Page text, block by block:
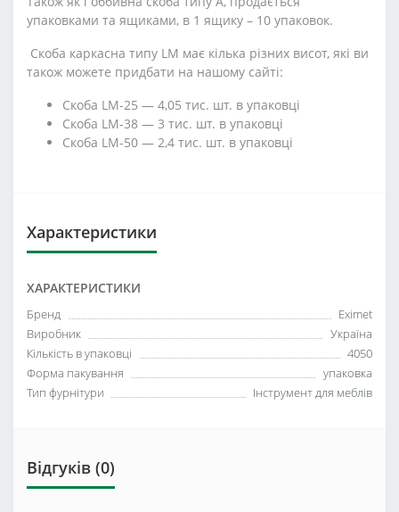
упаковками та ящиками, в 1 ящику – 10 упаковок.
Скоба каркасна типу LM має кілька різних висот, які ви
також можете придбати на нашому сайті:
Скоба LM-25 — 4,05 тис. шт. в упаковці
Скоба LM-38 — 3 тис. шт. в упаковці
Скоба LM-50 — 2,4 тис. шт. в упаковці
Характеристики
ХАРАКТЕРИСТИКИ
Бренд
Eximet
Виробник
Україна
Кількість в упаковці
4050
Форма пакування
упаковка
Тип фурнітури
Інструмент для меблів
Відгуків (0)